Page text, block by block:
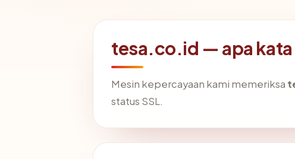
tesa.co.id — apa
Mesin kepercayaan kami memeriksa
status SSL.